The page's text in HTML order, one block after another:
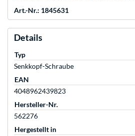
Art.-Nr.: 1845631
Details
Typ
Senkkopf-Schraube
EAN
4048962439823
Hersteller-Nr.
562276
Hergestellt in